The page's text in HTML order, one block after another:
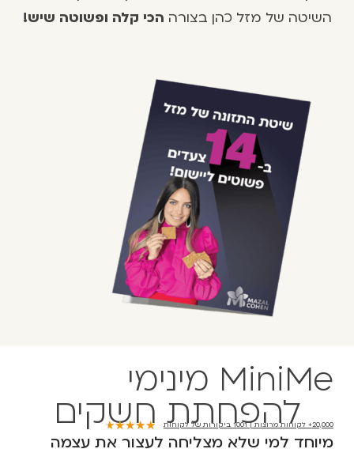
השיטה של מזל כהן בצורה הכי קלה ופשוטה שיש!
MiniMe מינימי
להפחתת חשקים 20,000+ לקוחות מרוצות | 1001 ביקורות של לקוחות ★
★
★
★
★
מיוחד למי שלא מצליחה לעצור את עצמה